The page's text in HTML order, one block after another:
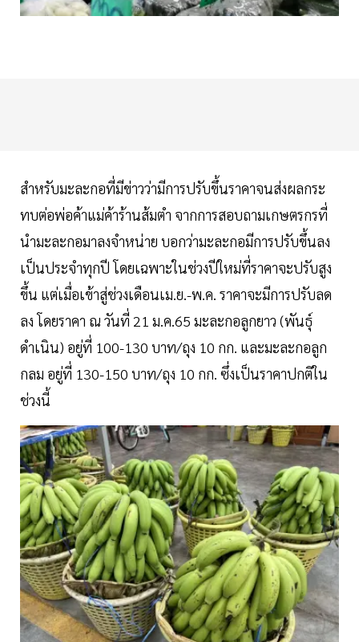
สำหรับมะละกอที่มีข่าวว่ามีการปรับขึ้นราคาจนส่งผลกระ
ทบต่อพ่อค้าแม่ค้าร้านส้มตำ จากการสอบถามเกษตรกรที่
นำมะละกอมาลงจำหน่าย บอกว่ามะละกอมีการปรับขึ้นลง
เป็นประจำทุกปี โดยเฉพาะในช่วงปีใหม่ที่ราคาจะปรับสูง
ขึ้น แต่เมื่อเข้าสู่ช่วงเดือนเม.ย.-พ.ค. ราคาจะมีการปรับลด
ลง โดยราคา ณ วันที่ 21 ม.ค.65 มะละกอลูกยาว (พันธุ์
ดำเนิน) อยู่ที่ 100-130 บาท/ถุง 10 กก. และมะละกอลูก
กลม อยู่ที่ 130-150 บาท/ถุง 10 กก. ซึ่งเป็นราคาปกติใน
ช่วงนี้